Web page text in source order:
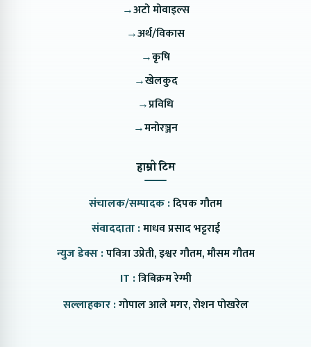
→अटो मोवाइल्स
→अर्थ/विकास
→कृषि
→खेलकुद
→प्रविधि
→मनोरञ्जन
हाम्रो टिम
संचालक/सम्पादक :दिपक गौतम
संवाददाता :माधव प्रसाद भट्टराई
न्युज डेक्स :पवित्रा उप्रेती, इश्वर गौतम, मौसम गौतम
IT :त्रिबिक्रम रेग्मी
सल्लाहकार :गोपाल आले मगर, रोशन पोखरेल